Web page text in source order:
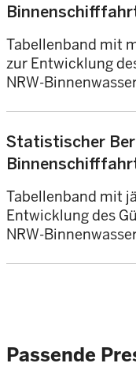
Tabellenband mit
zur Entwicklung
NRW-
Statistischer
Tabellenband mit
Entwicklung des
NRW-
Passende